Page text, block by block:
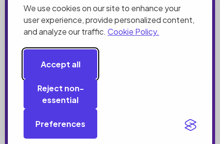
We use cookies on our site to enhance your
user experience, provide personalized content,
and analyze our traffic. Cookie Policy.
Accept all
Reject non-
essential
Preferences
Bogholder Glostrup
Bogholder Greve
Bogholder Helsingør
Bogholder Herlev
Bogholder Herning
Bogholder Hillerød
Bogholder Hjørring